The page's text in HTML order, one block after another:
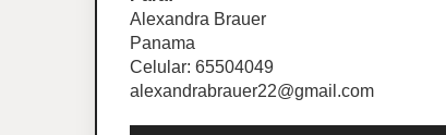
Alexandra Brauer
Panama
Celular: 65504049
alexandrabrauer22@gmail.com